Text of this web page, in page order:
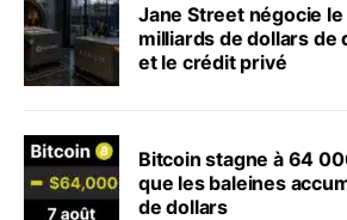
Jane Street négocie
milliards de dollars de
et le crédit privé
Bitcoin stagne à 64
que les baleines
de dollars